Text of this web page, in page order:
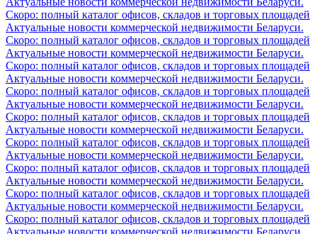
Скоро: полный каталог офисов, складов и торговых площадей
Актуальные новости коммерческой недвижимости Беларуси.
Скоро: полный каталог офисов, складов и торговых площадей
Актуальные новости коммерческой недвижимости Беларуси.
Скоро: полный каталог офисов, складов и торговых площадей
Актуальные новости коммерческой недвижимости Беларуси.
Скоро: полный каталог офисов, складов и торговых площадей
Актуальные новости коммерческой недвижимости Беларуси.
Скоро: полный каталог офисов, складов и торговых площадей
Актуальные новости коммерческой недвижимости Беларуси.
Скоро: полный каталог офисов, складов и торговых площадей
Актуальные новости коммерческой недвижимости Беларуси.
Скоро: полный каталог офисов, складов и торговых площадей
Актуальные новости коммерческой недвижимости Беларуси.
Скоро: полный каталог офисов, складов и торговых площадей
Актуальные новости коммерческой недвижимости Беларуси.
Скоро: полный каталог офисов, складов и торговых площадей
Актуальные новости коммерческой недвижимости Беларуси.